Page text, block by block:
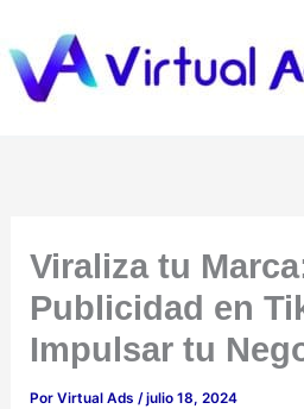
al
contenido
Viraliza tu
Publicidad en
Impulsar tu
PorVirtual Ads/julio 18, 2024